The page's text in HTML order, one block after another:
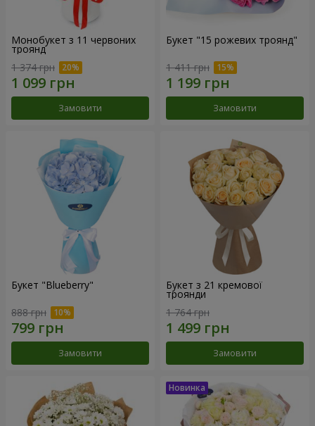
Монобукет з 11 червоних
троянд
1 374 грн
Замовити
Букет "15 рожевих троянд"
1 411 грн
Замовити
Букет "Blueberry"
888 грн
Замовити
Букет з 21 кремової
троянди
1 764 грн
Замовити